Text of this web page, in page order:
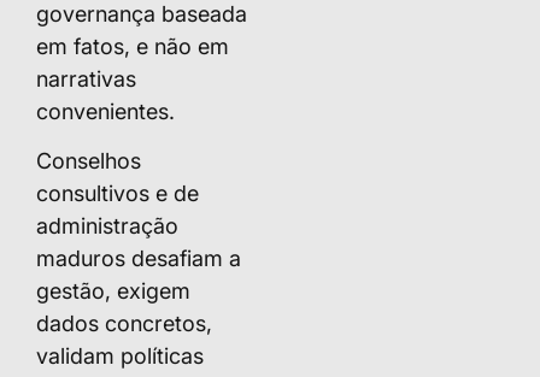
governança baseada
em fatos, e não em
narrativas
convenientes.
Conselhos
consultivos e de
administração
maduros desafiam a
gestão, exigem
dados concretos,
validam políticas